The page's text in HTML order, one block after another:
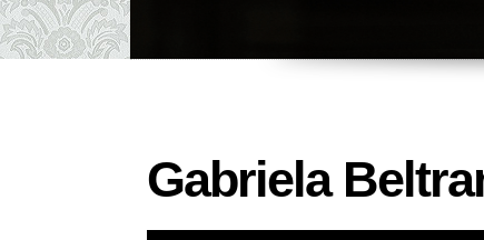
Gabriela